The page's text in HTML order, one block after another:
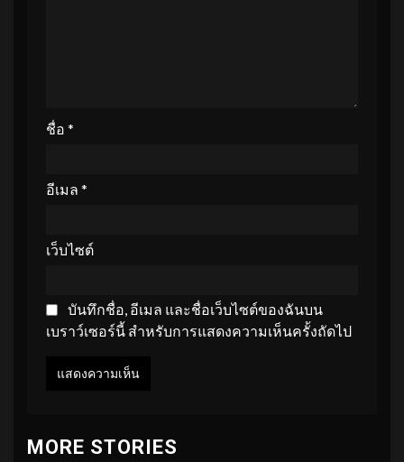
ชื่อ *
อีเมล *
เว็บไซต์
บันทึกชื่อ, อีเมล และชื่อเว็บไซต์ของฉันบน
เบราว์เซอร์นี้ สำหรับการแสดงความเห็นครั้งถัดไป
MORE STORIES